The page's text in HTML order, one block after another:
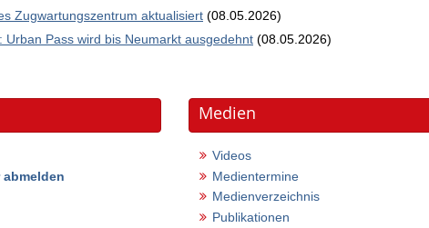
Zugwartungszentrum aktualisiert (08.05.2026)
Pass wird bis Neumarkt ausgedehnt (08.05.2026)
Medien
Videos
Medientermine
Medienverzeichnis
Publikationen